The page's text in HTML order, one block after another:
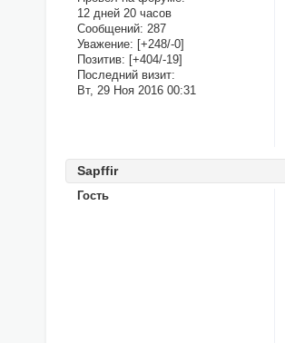
12 дней 20 часов
Сообщений: 287
Уважение: [+248/-0]
Позитив: [+404/-19]
Последний визит:
Вт, 29 Ноя 2016 00:31
Sapffir
Гость